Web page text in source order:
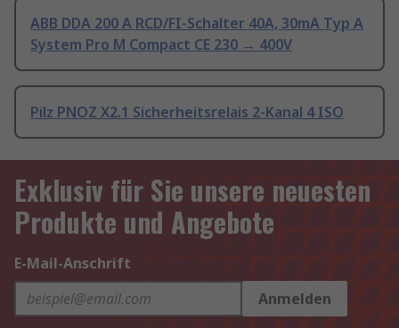
ABB DDA 200 A RCD/FI-Schalter 40A, 30mA Typ A
System Pro M Compact CE 230 → 400V
Pilz PNOZ X2.1 Sicherheitsrelais 2-Kanal 4 ISO
Exklusiv für Sie unsere neuesten
Produkte und Angebote
E-Mail-Anschrift
Anmelden